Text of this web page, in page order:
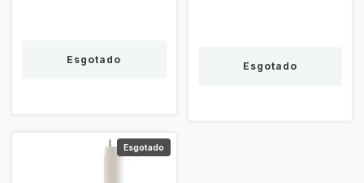
Esgotado
Esgotado
Esgotado